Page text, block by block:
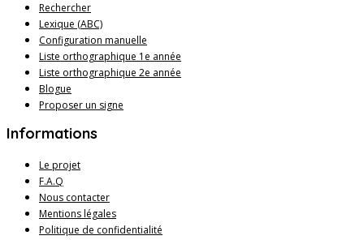
Rechercher
Lexique (ABC)
Configuration manuelle
Liste orthographique 1e année
Liste orthographique 2e année
Blogue
Proposer un signe
Informations
Le projet
F.A.Q
Nous contacter
Mentions légales
Politique de confidentialité